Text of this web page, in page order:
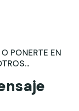
PONERTE EN